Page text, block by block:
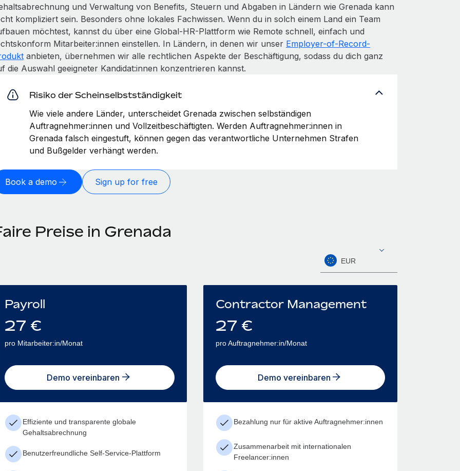
und Verwaltung von Benefits, Steuern und Abgaben in Ländern wie Grenada kann
kompliziert sein. Besonders ohne lokales Fachwissen. Wenn du in solch einem Land ein Team
möchtest, kannst du über eine Global-HR-Plattform wie Remote schnell, einfach und
Mitarbeiter:innen einstellen. In Ländern, in denen wir unser Employer-of-Record-
anbieten, übernehmen wir alle rechtlichen Aspekte der Beschäftigung, sodass du dich ganz
die Auswahl geeigneter Kandidat:innen konzentrieren kannst.
Risiko der Scheinselbstständigkeit
Wie viele andere Länder, unterscheidet Grenada zwischen selbständigen
Auftragnehmer:innen und Vollzeitbeschäftigten. Werden Auftragnehmer:innen in
Grenada falsch eingestuft, können gegen das verantwortliche Unternehmen Strafen
und Bußgelder verhängt werden.
Book a demo Sign up for free
Preise in Grenada
EUR
Payroll
27 €
pro Mitarbeiter:in/Monat
Demo vereinbaren
Effiziente und transparente globale
Gehaltsabrechnung
Benutzerfreundliche Self-Service-Plattform
Contractor Management
27 €
pro Auftragnehmer:in/Monat
Demo vereinbaren
Bezahlung nur für aktive Auftragnehmer:innen
Zusammenarbeit mit internationalen
Freelancer:innen